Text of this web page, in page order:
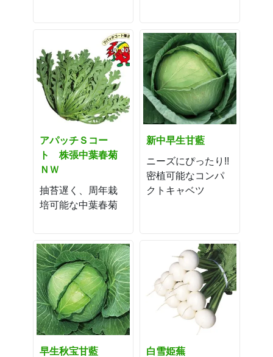
アパッチＳコー
ト 株張中葉春菊
ＮＷ
抽苔遅く、周年栽
培可能な中葉春菊
新中早生甘藍
ニーズにぴったり!!
密植可能なコンパ
クトキャベツ
早生秋宝甘藍
白雪姫蕪